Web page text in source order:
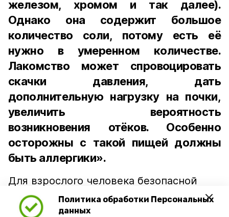
Политика обработки Персональных
данных
железом, хромом и так далее).
Однако она содержит большое
количество соли, потому есть её
нужно в умеренном количестве.
Лакомство может спровоцировать
скачки давления, дать
дополнительную нагрузку на почки,
увеличить вероятность
возникновения отёков. Особенно
осторожны с такой пищей должны
быть аллергики».
Для взрослого человека безопасной
порцией икры считается 30-50 граммов
(2-3 ложки). При этом следует обратить